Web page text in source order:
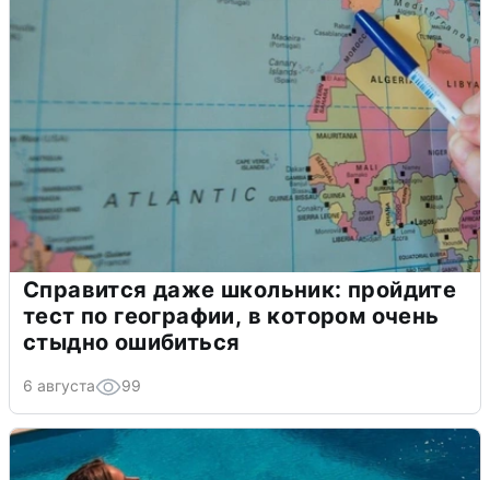
Справится даже школьник: пройдите
тест по географии, в котором очень
стыдно ошибиться
6 августа 99